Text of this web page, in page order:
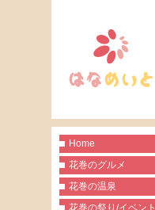
Home
花巻のグルメ
花巻の温泉
花巻の祭り/イベント